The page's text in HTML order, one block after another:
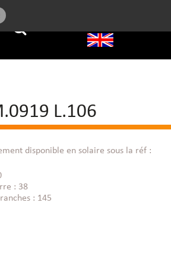
L.106
disponible en solaire sous la réf :
: 38
: 145